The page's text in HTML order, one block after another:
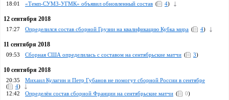
18:01 «Темп-СУМЗ-УГМК» объявил обновленный состав ( 4)
12 сентября 2018
17:27 Определился состав сборной Грузии на квалификацию Кубка мира ( 4)
11 сентября 2018
09:53 Сборная США определилась с составом на сентябрьские матчи ( 3)
10 сентября 2018
20:35
Михаил Кулагин и Петр Губанов не помогут сборной России в сентябре
(
4)
12:42
Определён состав сборной Франции на сентябрьские матчи ( 0)